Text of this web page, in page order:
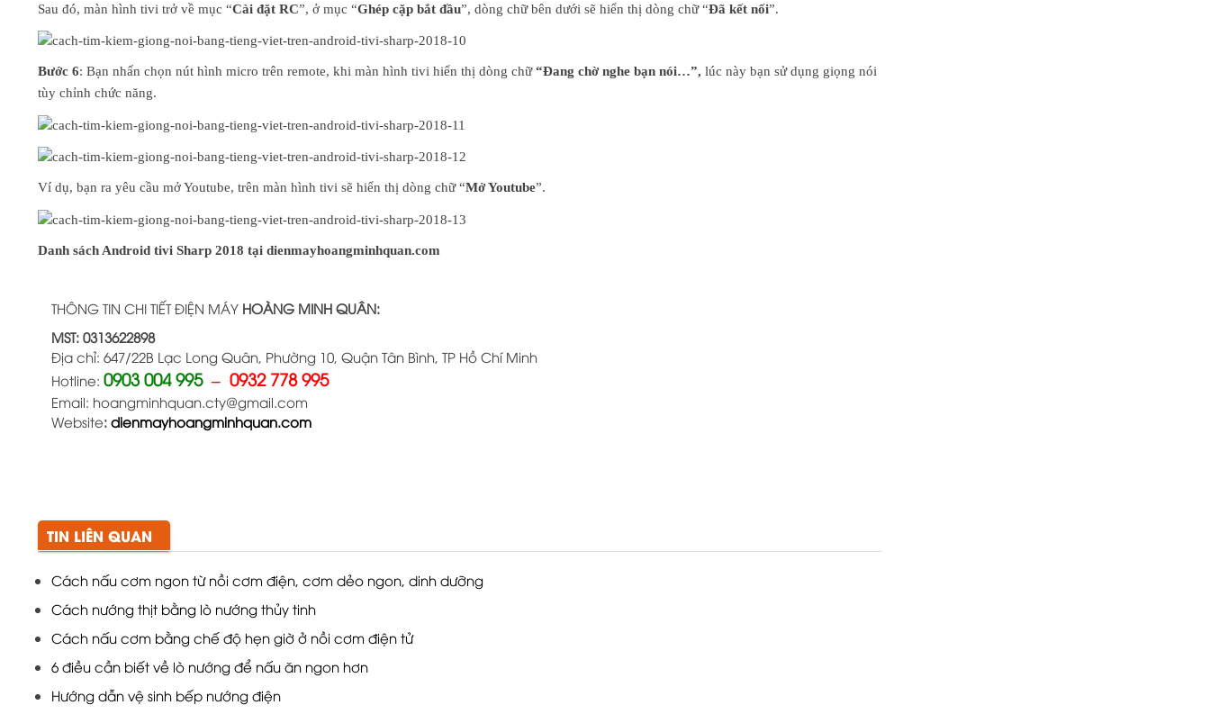
Sau đó, màn hình tivi trở về mục “Cài đặt RC”, ở mục “Ghép cặp bắt đầu”, dòng chữ bên dưới sẽ hiển thị dòng chữ “Đã kết nối”.
Bước 6: Bạn nhấn chọn nút hình micro trên remote, khi màn hình tivi hiển thị dòng chữ“Đang chờ nghe bạn nói…”, lúc này bạn sử dụng giọng nói
tùy chỉnh chức năng.
Ví dụ, bạn ra yêu cầu mở Youtube, trên màn hình tivi sẽ hiển thị dòng chữ “Mở Youtube”.
Danh sách Android tivi Sharp 2018 tại dienmayhoangminhquan.com
THÔNG TIN CHI TIẾT ĐIỆN MÁY HOÀNG MINH QUÂN:
MST: 0313622898
Địa chỉ: 647/22B Lạc Long Quân, Phường 10, Quận Tân Bình, TP Hồ Chí Minh
Hotline: 0903 004 995– 0932 778 995
Email: hoangminhquan.cty@gmail.com
Website: dienmayhoangminhquan.com
TIN LIÊN QUAN
Cách nấu cơm ngon từ nồi cơm điện, cơm dẻo ngon, dinh dưỡng
Cách nướng thịt bằng lò nướng thủy tinh
Cách nấu cơm bằng chế độ hẹn giờ ở nồi cơm điện tử
6 điều cần biết về lò nướng để nấu ăn ngon hơn
Hướng dẫn vệ sinh bếp nướng điện